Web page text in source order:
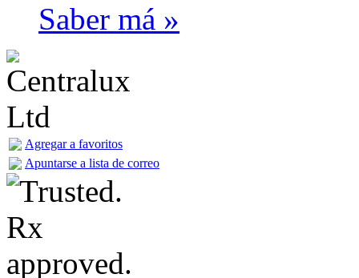
Saber má »
Agregar a favoritos
Apuntarse a lista de correo